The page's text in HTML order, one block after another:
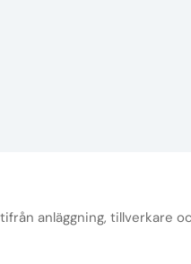
anläggning, tillverkare